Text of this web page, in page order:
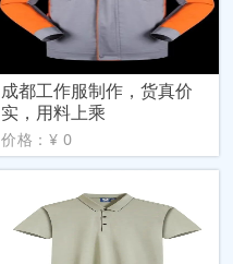
成都工作服制作，货真价
实，用料上乘
价格：¥ 0